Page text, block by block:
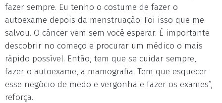
fazer sempre. Eu tenho o costume de fazer o
autoexame depois da menstruação. Foi isso que me
salvou. O câncer vem sem você esperar. É importante
descobrir no começo e procurar um médico o mais
rápido possível. Então, tem que se cuidar sempre,
fazer o autoexame, a mamografia. Tem que esquecer
esse negócio de medo e vergonha e fazer os exames”,
reforça.